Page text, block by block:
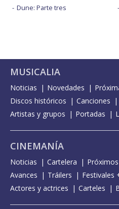
Dune: Parte tres
MUSICALIA
Noticias Novedades
Discos históricos
Canciones
Artistas y grupos
Portadas
CINEMANÍA
Noticias Cartelera
Avances
Tráilers
Festivales
Actores y actrices
Carteles